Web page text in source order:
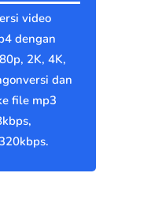
video
dengan
2K, 4K,
dan
file mp3